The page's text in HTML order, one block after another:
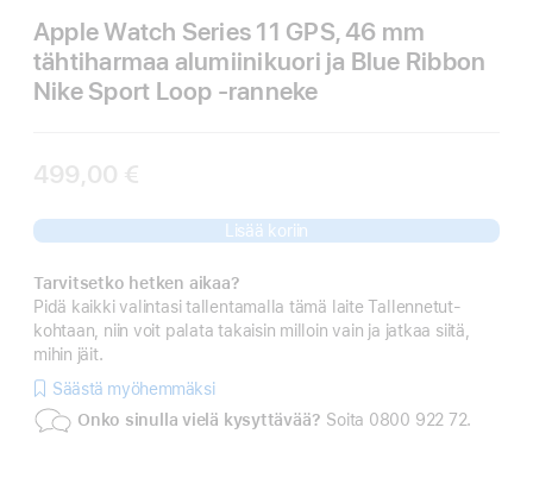
Apple Watch Series 11 GPS, 46 mm
tähtiharmaa alumiinikuori ja Blue Ribbon
Nike Sport Loop ‑ranneke
499,00 €
Lisää koriin
Tarvitsetko hetken aikaa?
Pidä kaikki valintasi tallentamalla tämä laite Tallennetut-
kohtaan, niin voit palata takaisin milloin vain ja jatkaa siitä,
mihin jäit.
Säästä myöhemmäksi
Onko sinulla vielä kysyttävää? Soita 0800 922 72.